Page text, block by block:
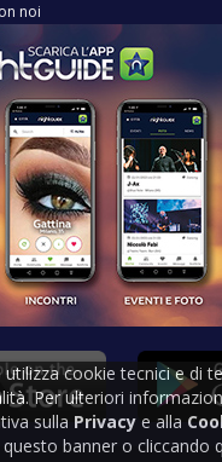
noi
cookie tecnici e di
Per ulteriori
sulla Privacy e alla
banner o cliccando